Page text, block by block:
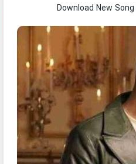
Download New Song